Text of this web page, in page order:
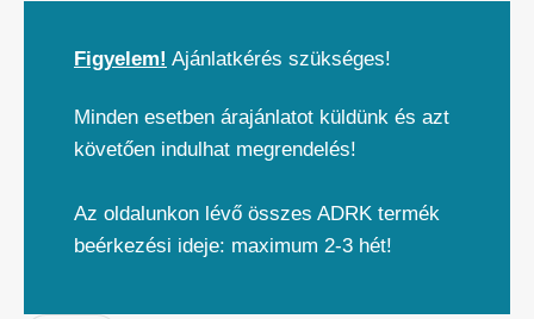
Figyelem! Ajánlatkérés szükséges!
Minden esetben árajánlatot küldünk és azt
követően indulhat megrendelés!
Az oldalunkon lévő összes ADRK termék
beérkezési ideje: maximum 2-3 hét!